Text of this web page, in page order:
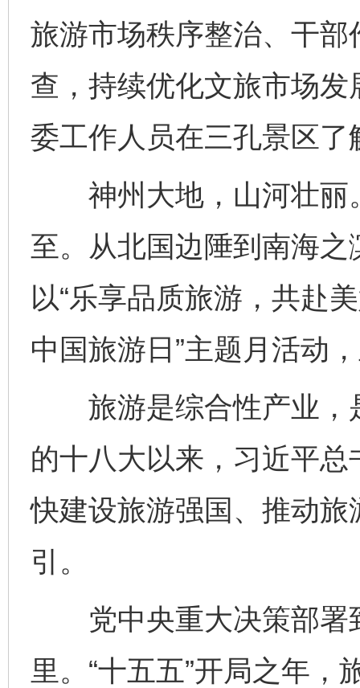
旅游市场秩序整治、干
查，持续优化文旅市场
委工作人员在三孔景区
神州大地，山河壮丽
至。从北国边陲到南海
以“乐享品质旅游，共赴
中国旅游日”主题月活动
旅游是综合性产业，
的十八大以来，习近平
快建设旅游强国、推动
引。
党中央重大决策部署
里。“十五五”开局之年